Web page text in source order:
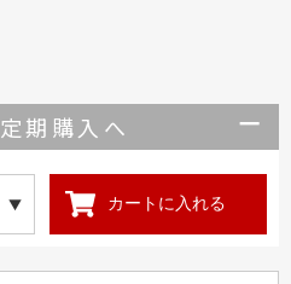
定期購入へ
カートに入れる